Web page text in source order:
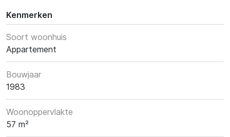
Kenmerken
Soort woonhuis
Appartement
Bouwjaar
1983
Woonoppervlakte
57 m²